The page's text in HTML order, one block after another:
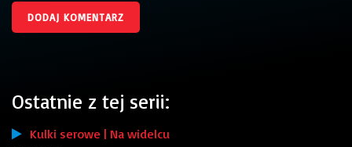
Ostatnie z tej serii:
Kulki serowe | Na widelcu